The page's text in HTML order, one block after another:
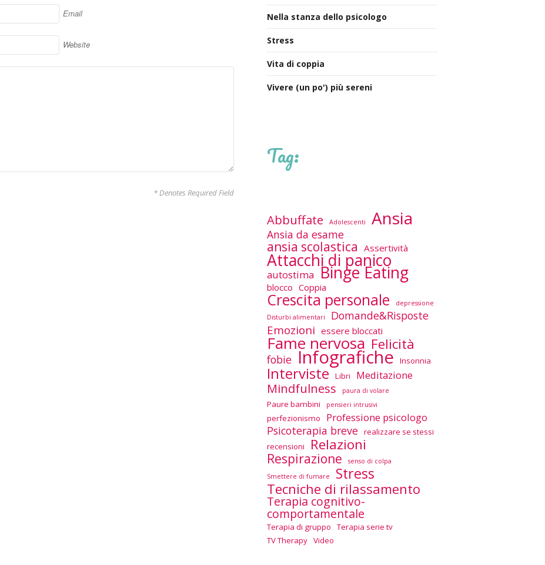
Email
Website
* Denotes Required Field
Nella stanza dello psicologo
Stress
Vita di coppia
Vivere (un po') più sereni
Tag:
Abbuffate Adolescenti Ansia
Ansia da esame
ansia scolastica Assertività
Attacchi di panico
autostima Binge Eating
blocco Coppia
Crescita personale
depressione
Disturbi alimentari
Domande&Risposte
Emozioni essere bloccati
Fame nervosa Felicità
fobie Infografiche Insonnia
Interviste Libri Meditazione
Mindfulness paura di volare
Paure bambini pensieri intrusivi
perfezionismo Professione psicologo
Psicoterapia breve realizzare se stessi
recensioni
Relazioni
Respirazione
senso di colpa
Smettere di fumare
Stress
Tecniche di rilassamento
Terapia cognitivo-
comportamentale
Terapia di gruppo Terapia serie tv
TV Therapy Video